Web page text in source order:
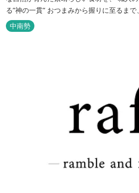
る”神の一貫” おつまみから握りに至るまで、地元産にこだわり抜い
た、 この地でしか味わえない本物の”伊勢
中南勢